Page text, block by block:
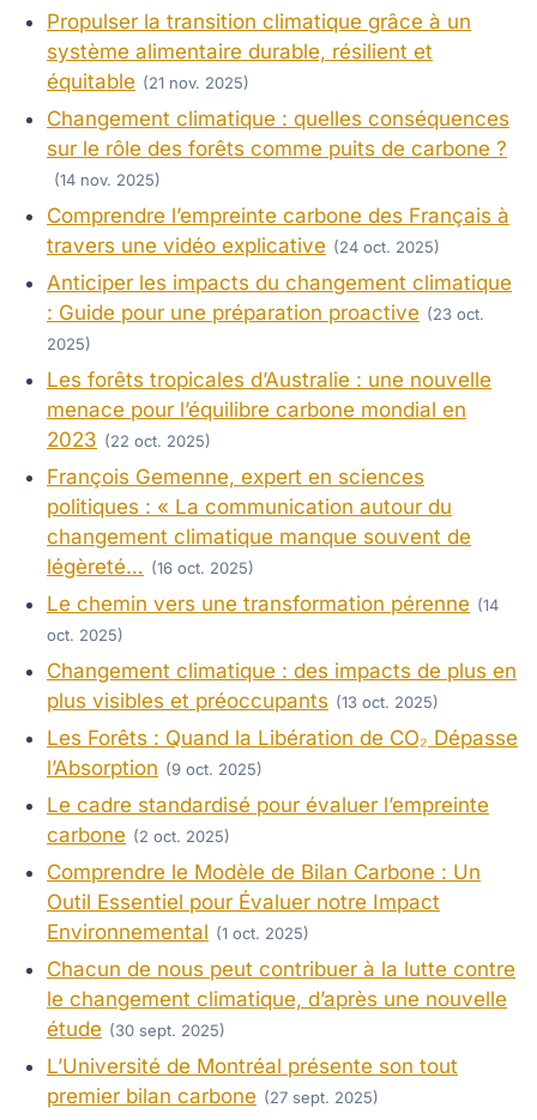
Propulser la transition climatique grâce à un
système alimentaire durable, résilient et
équitable (21 nov. 2025)
Changement climatique : quelles conséquences
sur le rôle des forêts comme puits de carbone ?
(14 nov. 2025)
Comprendre l’empreinte carbone des Français à
travers une vidéo explicative (24 oct. 2025)
Anticiper les impacts du changement climatique
: Guide pour une préparation proactive (23 oct.
2025)
Les forêts tropicales d’Australie : une nouvelle
menace pour l’équilibre carbone mondial en
2023 (22 oct. 2025)
François Gemenne, expert en sciences
politiques : « La communication autour du
changement climatique manque souvent de
légèreté… (16 oct. 2025)
Le chemin vers une transformation pérenne (14
oct. 2025)
Changement climatique : des impacts de plus en
plus visibles et préoccupants (13 oct. 2025)
Les Forêts : Quand la Libération de CO₂ Dépasse
l’Absorption (9 oct. 2025)
Le cadre standardisé pour évaluer l’empreinte
carbone (2 oct. 2025)
Comprendre le Modèle de Bilan Carbone : Un
Outil Essentiel pour Évaluer notre Impact
Environnemental (1 oct. 2025)
Chacun de nous peut contribuer à la lutte contre
le changement climatique, d’après une nouvelle
étude (30 sept. 2025)
L’Université de Montréal présente son tout
premier bilan carbone (27 sept. 2025)